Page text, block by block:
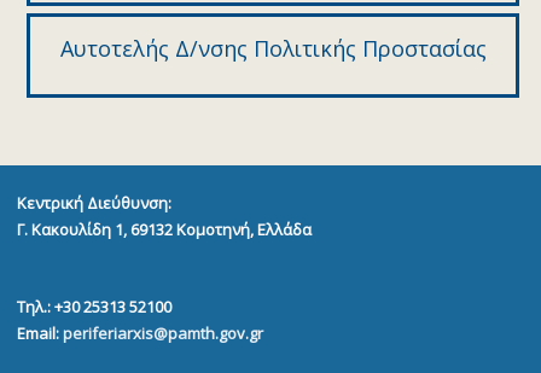
Αυτοτελής Δ/νσης Πολιτικής Προστασίας
Κεντρική Διεύθυνση:
Γ. Κακουλίδη 1, 69132Κομοτηνή, Ελλάδα
Τηλ.: +30 25313 52100
Email:periferiarxis@pamth.gov.gr